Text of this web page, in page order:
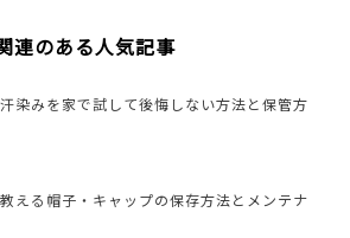
連のある人気記事
染みを家で試して後悔しない方法と保管方
える帽子・キャップの保存方法とメンテナ